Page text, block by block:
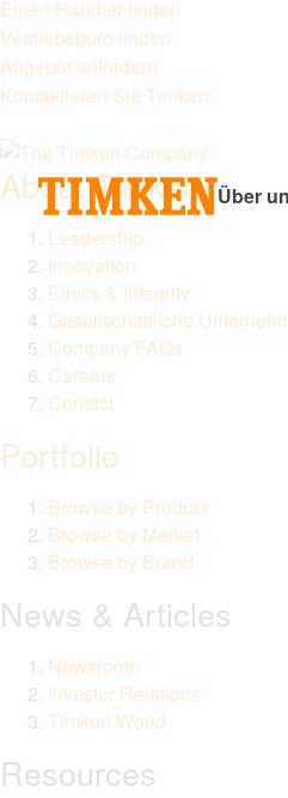
Über
Einen Händler finden
Vertriebsbüro finden
Angebot anfordern
Kontaktieren Sie Timken
About Timken
Leadership
Innovation
Ethics & Integrity
Gesellschaftliche
Company FAQs
Careers
Contact
Portfolio
Browse by Product
Browse by Market
Browse by Brand
News & Articles
Newsroom
Investor Relations
Timken World
Resources